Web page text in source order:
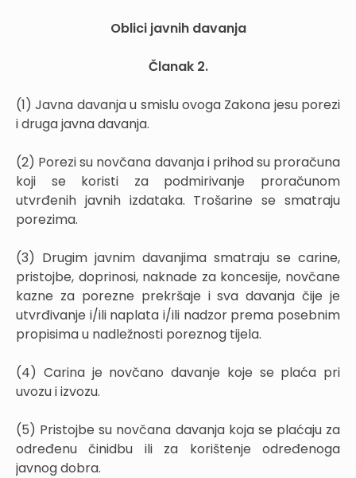
Oblici javnih davanja
Članak 2.
(1) Javna davanja u smislu ovoga Zakona jesu porezi
i druga javna davanja.
(2) Porezi su novčana davanja i prihod su proračuna
koji se koristi za podmirivanje proračunom
utvrđenih javnih izdataka. Trošarine se smatraju
porezima.
(3) Drugim javnim davanjima smatraju se carine,
pristojbe, doprinosi, naknade za koncesije, novčane
kazne za porezne prekršaje i sva davanja čije je
utvrđivanje i/ili naplata i/ili nadzor prema posebnim
propisima u nadležnosti poreznog tijela.
(4) Carina je novčano davanje koje se plaća pri
uvozu i izvozu.
(5) Pristojbe su novčana davanja koja se plaćaju za
određenu činidbu ili za korištenje određenoga
javnog dobra.